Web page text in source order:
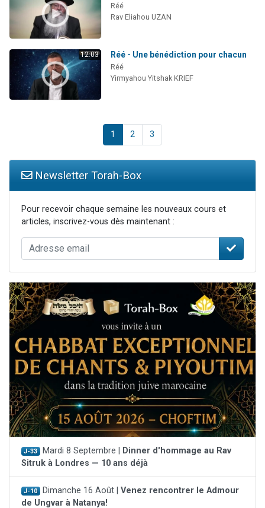
Réé
Rav Eliahou UZAN
12:03 Réé - Une bénédiction pour chacun
Réé
Yirmyahou Yitshak KRIEF
1 2 3
Newsletter Torah-Box
Pour recevoir chaque semaine les nouveaux cours et
articles, inscrivez-vous dès maintenant :
J-33 Mardi 8 Septembre |
Dinner d'hommage au Rav
Sitruk à Londres — 10 ans déjà
J-10 Dimanche 16 Août | Venez rencontrer le Admour
de Ungvar à Natanya!